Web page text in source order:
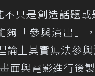
只是創造話題
夠「參與演出」
上其實無法參
面與電影進行後